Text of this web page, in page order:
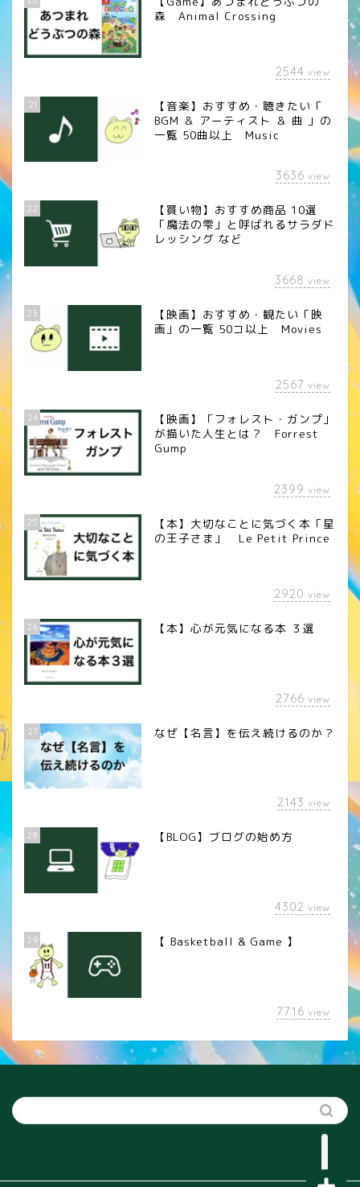
森 Animal Crossing
2544 view
21
【音楽】おすすめ・聴きたい「
BGM ＆ アーティスト ＆ 曲 」の
一覧 50曲以上 Music
3636 view
22
【買い物】おすすめ商品 10選
「魔法の雫」と呼ばれるサラダド
レッシング など
3668 view
23
【映画】おすすめ・観たい「映
画」の一覧 50コ以上 Movies
2567 view
24
【映画】「フォレスト・ガンプ」
が描いた人生とは？ Forrest
Gump
2399 view
25
【本】大切なことに気づく本「星
の王子さま」 Le Petit Prince
2920 view
26 【本】心が元気になる本 ３選
2766 view
27 なぜ【名言】を伝え続けるのか？
2143 view
28 【BLOG】ブログの始め方
4302 view
29 【 Basketball & Game 】
7716 view
カメラレンズ
YouTube